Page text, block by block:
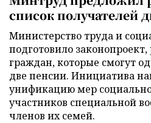
список получателей
Министерство труда и
подготовило
граждан, которые смогут
две пенсии. Инициатива
унификацию мер
участников специальной
членов их семей.